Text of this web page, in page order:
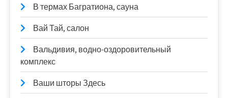
В термах Багратиона, сауна
Вай Тай, салон
Вальдивия, водно-оздоровительный
комплекс
Ваши шторы Здесь